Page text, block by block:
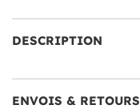
DESCRIPTION
ENVOIS & RETOURS